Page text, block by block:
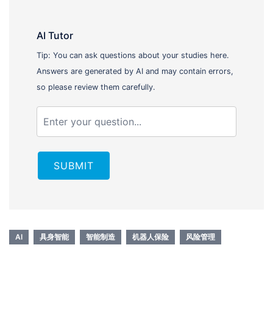
AI Tutor
Tip: You can ask questions about your studies here.
Answers are generated by AI and may contain errors,
so please review them carefully.
SUBMIT
AI 具身智能 智能制造 机器人保险 风险管理